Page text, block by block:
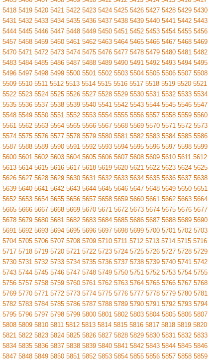
5418 5419 5420 5421 5422 5423 5424 5425 5426 5427 5428 5429 5430
5431 5432 5433 5434 5435 5436 5437 5438 5439 5440 5441 5442 5443
5444 5445 5446 5447 5448 5449 5450 5451 5452 5453 5454 5455 5456
5457 5458 5459 5460 5461 5462 5463 5464 5465 5466 5467 5468 5469
5470 5471 5472 5473 5474 5475 5476 5477 5478 5479 5480 5481 5482
5483 5484 5485 5486 5487 5488 5489 5490 5491 5492 5493 5494 5495
5496 5497 5498 5499 5500 5501 5502 5503 5504 5505 5506 5507 5508
5509 5510 5511 5512 5513 5514 5515 5516 5517 5518 5519 5520 5521
5522 5523 5524 5525 5526 5527 5528 5529 5530 5531 5532 5533 5534
5535 5536 5537 5538 5539 5540 5541 5542 5543 5544 5545 5546 5547
5548 5549 5550 5551 5552 5553 5554 5555 5556 5557 5558 5559 5560
5561 5562 5563 5564 5565 5566 5567 5568 5569 5570 5571 5572 5573
5574 5575 5576 5577 5578 5579 5580 5581 5582 5583 5584 5585 5586
5587 5588 5589 5590 5591 5592 5593 5594 5595 5596 5597 5598 5599
5600 5601 5602 5603 5604 5605 5606 5607 5608 5609 5610 5611 5612
5613 5614 5615 5616 5617 5618 5619 5620 5621 5622 5623 5624 5625
5626 5627 5628 5629 5630 5631 5632 5633 5634 5635 5636 5637 5638
5639 5640 5641 5642 5643 5644 5645 5646 5647 5648 5649 5650 5651
5652 5653 5654 5655 5656 5657 5658 5659 5660 5661 5662 5663 5664
5665 5666 5667 5668 5669 5670 5671 5672 5673 5674 5675 5676 5677
5678 5679 5680 5681 5682 5683 5684 5685 5686 5687 5688 5689 5690
5691 5692 5693 5694 5695 5696 5697 5698 5699 5700 5701 5702 5703
5704 5705 5706 5707 5708 5709 5710 5711 5712 5713 5714 5715 5716
5717 5718 5719 5720 5721 5722 5723 5724 5725 5726 5727 5728 5729
5730 5731 5732 5733 5734 5735 5736 5737 5738 5739 5740 5741 5742
5743 5744 5745 5746 5747 5748 5749 5750 5751 5752 5753 5754 5755
5756 5757 5758 5759 5760 5761 5762 5763 5764 5765 5766 5767 5768
5769 5770 5771 5772 5773 5774 5775 5776 5777 5778 5779 5780 5781
5782 5783 5784 5785 5786 5787 5788 5789 5790 5791 5792 5793 5794
5795 5796 5797 5798 5799 5800 5801 5802 5803 5804 5805 5806 5807
5808 5809 5810 5811 5812 5813 5814 5815 5816 5817 5818 5819 5820
5821 5822 5823 5824 5825 5826 5827 5828 5829 5830 5831 5832 5833
5834 5835 5836 5837 5838 5839 5840 5841 5842 5843 5844 5845 5846
5847 5848 5849 5850 5851 5852 5853 5854 5855 5856 5857 5858 5859